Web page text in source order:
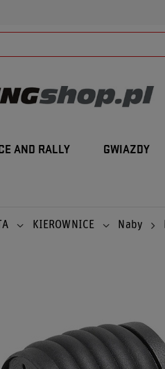
AND RALLY GWIAZDY
KIEROWNICE Naby